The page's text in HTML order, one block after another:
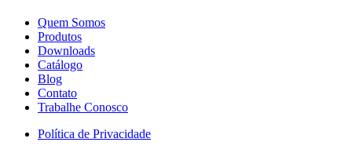
Quem Somos
Produtos
Downloads
Catálogo
Blog
Contato
Trabalhe Conosco
Política de Privacidade